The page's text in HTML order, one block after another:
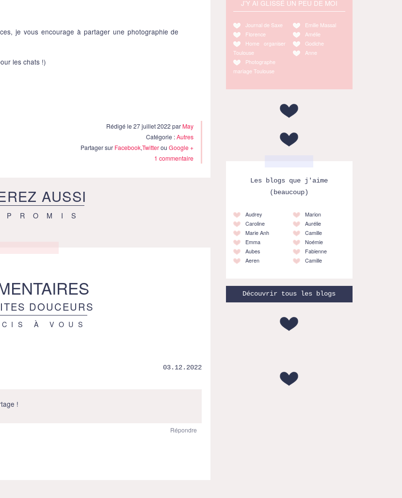
je vous encourage à partager une photographie de
les chats !)
Rédigé le 27 juillet 2022 par May
Catégorie :Autres
Partager sur Facebook,TwitterouGoogle +
1 commentaire
AUSSI
DOUCEURS
À VOUS
03.12.2022
!
Répondre
J'Y AI GLISSÉ UN PEU DE MOI
Journal de Saxe
Florence
Home organiser
Toulouse
Photographe
mariage Toulouse
Emilie Massal
Amélie
Godiche
Anne
Les blogs que j'aime
(beaucoup)
Audrey
Caroline
Marie Anh
Emma
Aubes
Aeren
Marion
Aurélie
Camille
Noémie
Fabienne
Camille
Découvrir tous les blogs